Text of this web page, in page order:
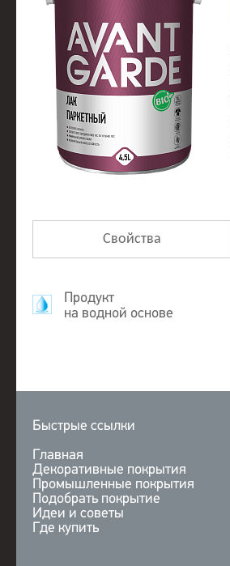
Свойства
Продукт
на водной основе
Быстрые ссылки
Главная
Декоративные покрытия
Промышленные покрытия
Подобрать покрытие
Идеи и советы
Где купить